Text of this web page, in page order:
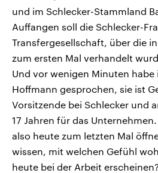
und im Schlecker-Stammland
Auffangen soll die Schlecker-
Transfergesellschaft, über die
zum ersten Mal verhandelt
Und vor wenigen Minuten
Hoffmann gesprochen, sie ist
Vorsitzende bei Schlecker und
17 Jahren für das
also heute zum letzten Mal
wissen, mit welchen Gefühl
heute bei der Arbeit erscheinen?